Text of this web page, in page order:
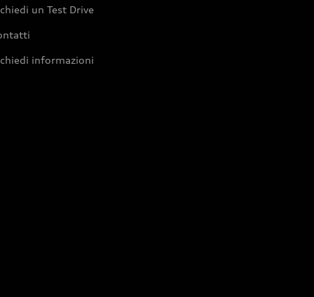
un Test Drive
informazioni